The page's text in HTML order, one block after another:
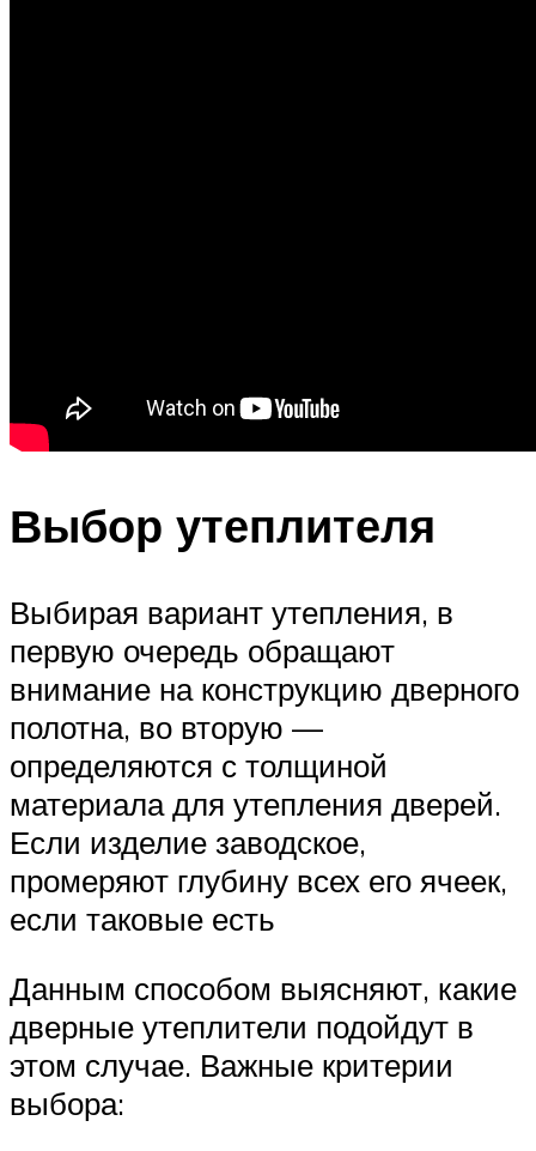
Выбор утеплителя
Выбирая вариант утепления, в
первую очередь обращают
внимание на конструкцию дверного
полотна, во вторую —
определяются с толщиной
материала для утепления дверей.
Если изделие заводское,
промеряют глубину всех его ячеек,
если таковые есть
Данным способом выясняют, какие
дверные утеплители подойдут в
этом случае. Важные критерии
выбора: